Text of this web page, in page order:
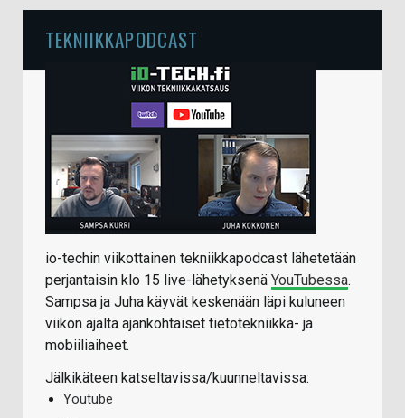
TEKNIIKKAPODCAST
io-techin viikottainen tekniikkapodcast lähetetään
perjantaisin klo 15 live-lähetyksenä YouTubessa.
Sampsa ja Juha käyvät keskenään läpi kuluneen
viikon ajalta ajankohtaiset tietotekniikka- ja
mobiiliaiheet.
Jälkikäteen katseltavissa/kuunneltavissa:
Youtube